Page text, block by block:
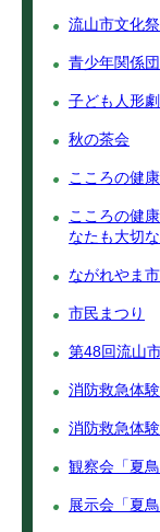
流山市文化祭
青少年関係
子ども人形
秋の茶会
こころの健
こころの健
なたも大切
ながれやま
市民まつり
第48回流山
消防救急体
消防救急体
観察会「夏
展示会「夏